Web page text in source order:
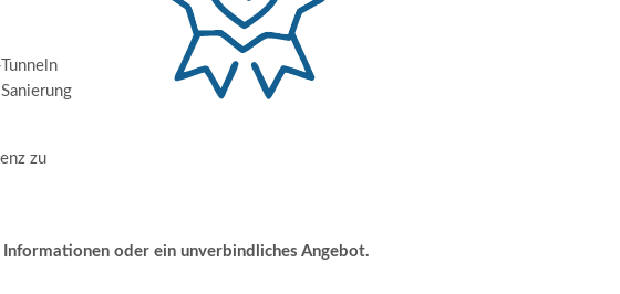
zu
oder ein unverbindliches Angebot.